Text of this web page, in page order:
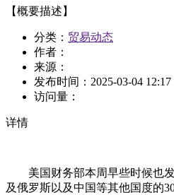
【概要描述】
分类： 贸易动态
作者：
来源：
发布时间： 2025-03-04 12:17
访问量：
详情
美国财务部本周早些时候也发
及俄罗斯以及中国等其他国度的